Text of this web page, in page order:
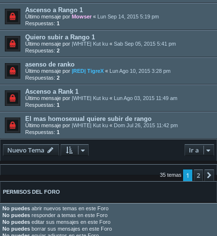
Ascenso a Rango 1
Último mensaje por Mowser « Lun Sep 14, 2015 5:19 pm
Respuestas: 1
Quiero subir a Rango 1
Último mensaje por |WHITE| Kut ku « Sab Sep 05, 2015 5:41 pm
Respuestas: 2
asenso de ranko
Último mensaje por |RED| TigreX « Lun Ago 10, 2015 3:28 pm
Respuestas: 2
Ascenso a Rank 1
Último mensaje por |WHITE| Kut ku « Lun Ago 03, 2015 11:49 am
Respuestas: 1
El mas homosexual quiere subir de rango
Último mensaje por |WHITE| Kut ku « Dom Jul 26, 2015 11:42 pm
Respuestas: 1
Nuevo Tema Ir a
35 temas 1 2
PERMISOS DEL FORO
No puedes abrir nuevos temas en este Foro
No puedes responder a temas en este Foro
No puedes editar sus mensajes en este Foro
No puedes borrar sus mensajes en este Foro